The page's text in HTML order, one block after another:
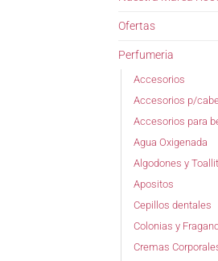
Ofertas
Perfumeria
Accesorios
Accesorios p/
Accesorios para
Agua Oxigenada
Algodones y
Apositos
Cepillos dentales
Colonias y
Cremas